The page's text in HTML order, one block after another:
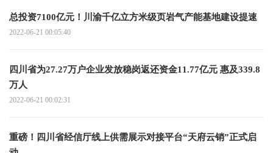
总投资7100亿元！川渝千亿立方米级页岩气产能基地建设提速
2022-06-21 00:05:40
四川省为27.27万户企业发放稳岗返还资金11.77亿元 惠及339.8
万人
2022-06-21 00:02:31
重磅！四川省经信厅线上供需展示对接平台“天府云销”正式启